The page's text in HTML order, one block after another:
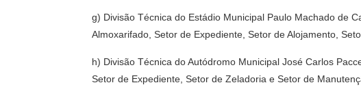
g) Divisão Técnica do Estádio Municipal Paulo Machado de
Almoxarifado, Setor de Expediente, Setor de Alojamento,
h) Divisão Técnica do Autódromo Municipal José Carlos
Setor de Expediente, Setor de Zeladoria e Setor de